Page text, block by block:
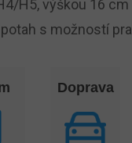
H5, výškou 16
s možností
Doprava